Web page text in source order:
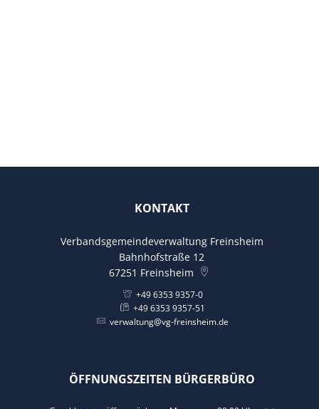
KONTAKT
Verbandsgemeindeverwaltung Freinsheim
Bahnhofstraße 12
67251 Freinsheim
+49 6353 9357-0
+49 6353 9357-51
verwaltung@vg-freinsheim.de
ÖFFNUNGSZEITEN BÜRGERBÜRO